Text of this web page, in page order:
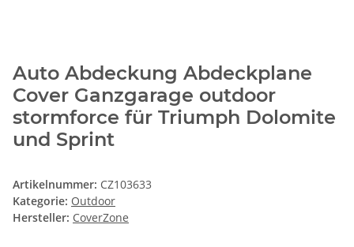
Auto Abdeckung Abdeckplane
Cover Ganzgarage outdoor
stormforce für Triumph Dolomite
und Sprint
Artikelnummer: CZ103633
Kategorie: Outdoor
Hersteller: CoverZone